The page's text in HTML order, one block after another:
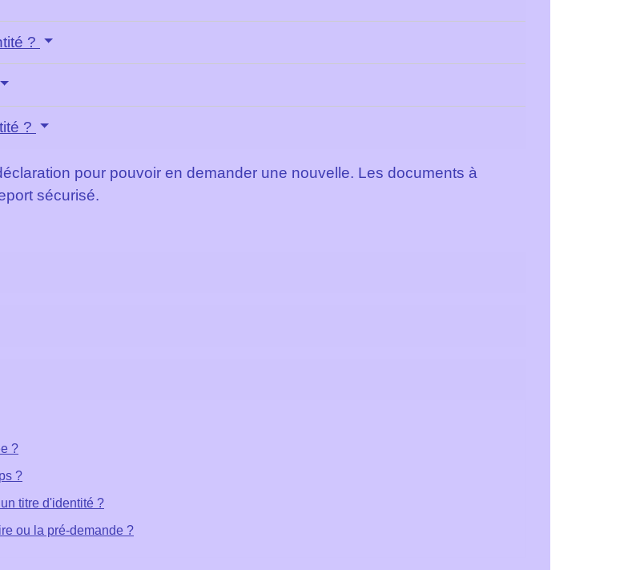
?
?
pour pouvoir en demander une nouvelle. Les documents à
sécurisé.
?
?
titre d'identité ?
ou la pré-demande ?